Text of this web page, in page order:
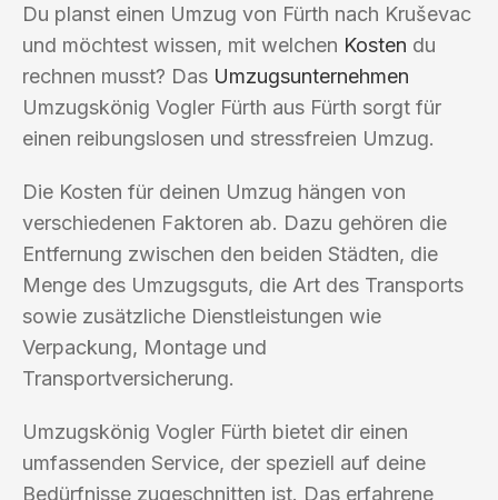
Du planst einen Umzug von Fürth nach Kruševac
und möchtest wissen, mit welchen Kosten du
rechnen musst? Das Umzugsunternehmen
Umzugskönig Vogler Fürth aus Fürth sorgt für
einen reibungslosen und stressfreien Umzug.
Die Kosten für deinen Umzug hängen von
verschiedenen Faktoren ab. Dazu gehören die
Entfernung zwischen den beiden Städten, die
Menge des Umzugsguts, die Art des Transports
sowie zusätzliche Dienstleistungen wie
Verpackung, Montage und
Transportversicherung.
Umzugskönig Vogler Fürth bietet dir einen
umfassenden Service, der speziell auf deine
Bedürfnisse zugeschnitten ist. Das erfahrene